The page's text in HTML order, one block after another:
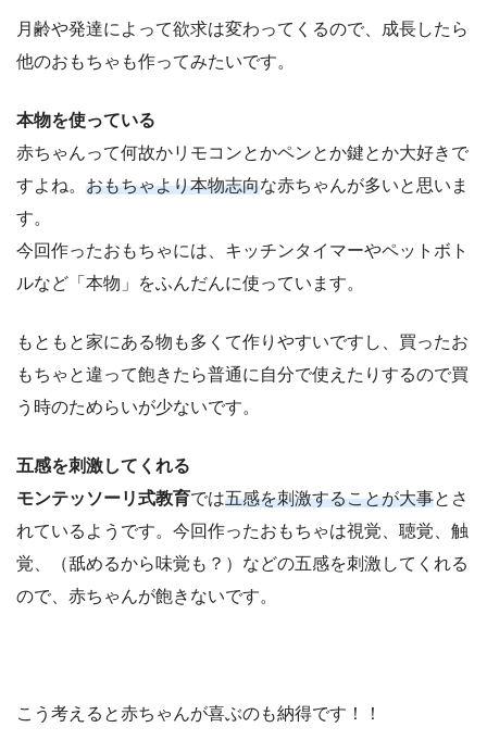
月齢や発達によって欲求は変わってくるので、成長したら
他のおもちゃも作ってみたいです。
本物を使っている
赤ちゃんって何故かリモコンとかペンとか鍵とか大好きで
すよね。 おもちゃより本物志向な赤ちゃんが多いと思いま
す。
今回作ったおもちゃには、キッチンタイマーやペットボト
ルなど「本物」をふんだんに使っています。
もともと家にある物も多くて作りやすいですし、買ったお
もちゃと違って飽きたら普通に自分で使えたりするので買
う時のためらいが少ないです。
五感を刺激してくれる
モンテッソーリ式教育では五感を刺激することが大事とさ
れているようです。今回作ったおもちゃは視覚、聴覚、触
覚、（舐めるから味覚も？）などの五感を刺激してくれる
ので、赤ちゃんが飽きないです。
こう考えると赤ちゃんが喜ぶのも納得です！！